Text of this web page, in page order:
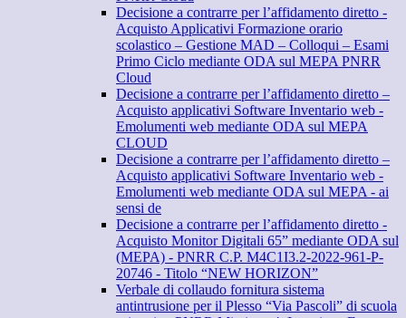
Decisione a contrarre per l’affidamento diretto -
Acquisto Applicativi Formazione orario
scolastico – Gestione MAD – Colloqui – Esami
Primo Ciclo mediante ODA sul MEPA PNRR
Cloud
Decisione a contrarre per l’affidamento diretto –
Acquisto applicativi Software Inventario web -
Emolumenti web mediante ODA sul MEPA
CLOUD
Decisione a contrarre per l’affidamento diretto –
Acquisto applicativi Software Inventario web -
Emolumenti web mediante ODA sul MEPA - ai
sensi de
Decisione a contrarre per l’affidamento diretto -
Acquisto Monitor Digitali 65” mediante ODA sul
(MEPA) - PNRR C.P. M4C1I3.2-2022-961-P-
20746 - Titolo “NEW HORIZON”
Verbale di collaudo fornitura sistema
antintrusione per il Plesso “Via Pascoli” di scuola